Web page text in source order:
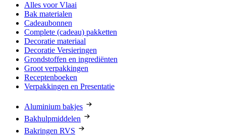
Alles voor Vlaai
Bak materialen
Cadeaubonnen
Complete (cadeau) pakketten
Decoratie materiaal
Decoratie Versieringen
Grondstoffen en ingrediënten
Groot verpakkingen
Receptenboeken
Verpakkingen en Presentatie
Aluminium bakjes
Bakhulpmiddelen
Bakringen RVS